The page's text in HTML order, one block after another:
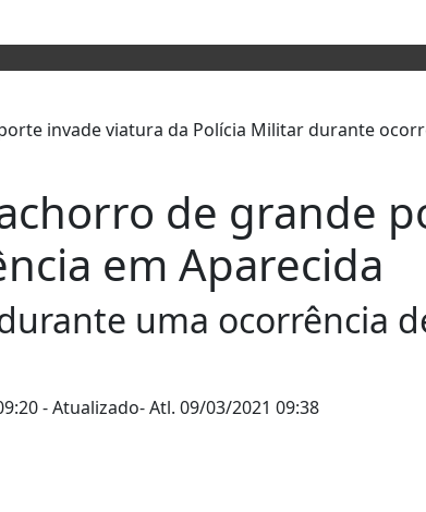
de grande
em Aparecida
uma ocorrência
- Atualizado- Atl. 09/03/2021 09:38